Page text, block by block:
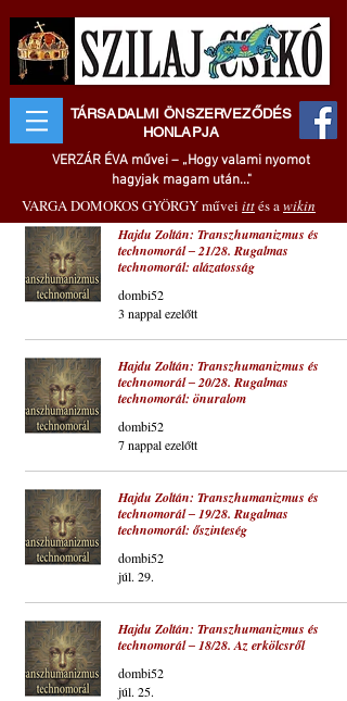
TÁRSADALMI ÖNSZERVEZŐDÉS
HONLAPJA
VERZÁR ÉVA művei – „Hogy valami nyomot
hagyjak magam után..."
VARGA DOMOKOS GYÖRGY művei ittés awikin
Hajdu Zoltán: Transzhumanizmus és
technomorál ‒ 21/28. Rugalmas
technomorál: alázatosság
dombi52
3 nappal ezelőtt
Hajdu Zoltán: Transzhumanizmus és
technomorál ‒ 20/28. Rugalmas
technomorál: önuralom
dombi52
7 nappal ezelőtt
Hajdu Zoltán: Transzhumanizmus és
technomorál ‒ 19/28. Rugalmas
technomorál: őszinteség
dombi52
júl. 29.
Hajdu Zoltán: Transzhumanizmus és
technomorál ‒ 18/28. Az erkölcsről
dombi52
júl. 25.